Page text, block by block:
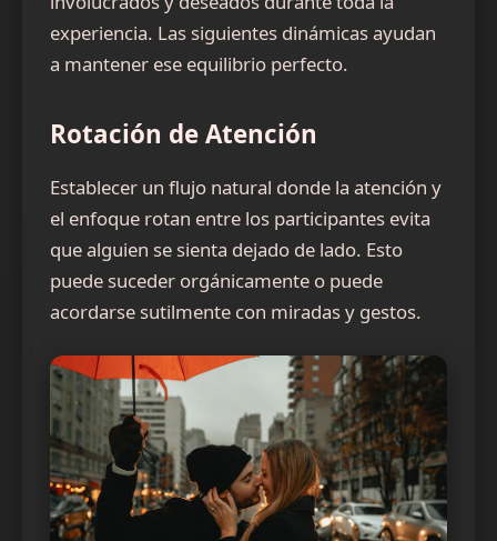
experiencia. Las siguientes dinámicas ayudan
a mantener ese equilibrio perfecto.
Rotación de Atención
Establecer un flujo natural donde la atención y
el enfoque rotan entre los participantes evita
que alguien se sienta dejado de lado. Esto
puede suceder orgánicamente o puede
acordarse sutilmente con miradas y gestos.